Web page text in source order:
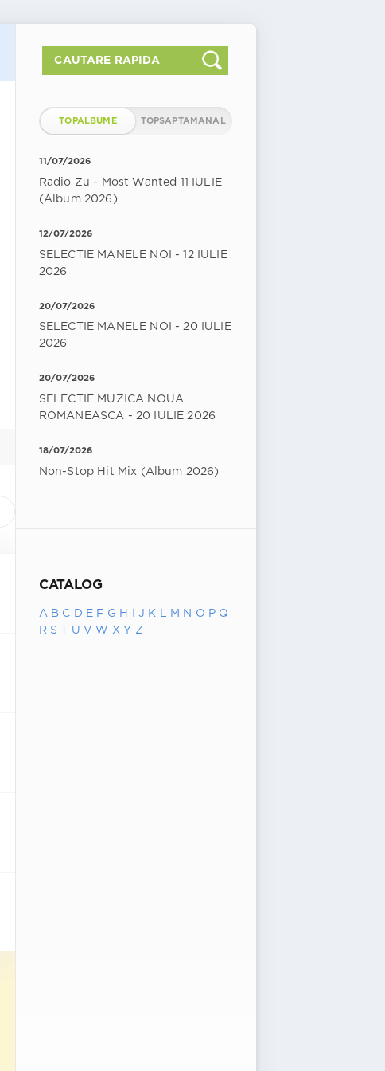
TOPALBUME TOPSAPTAMANAL
11/07/2026
Radio Zu - Most Wanted 11 IULIE
(Album 2026)
12/07/2026
SELECTIE MANELE NOI - 12 IULIE
2026
20/07/2026
SELECTIE MANELE NOI - 20 IULIE
2026
20/07/2026
SELECTIE MUZICA NOUA
ROMANEASCA - 20 IULIE 2026
18/07/2026
Non-Stop Hit Mix (Album 2026)
CATALOG
A B C D E F G H J K M N O P Q
R S U V W X Y Z